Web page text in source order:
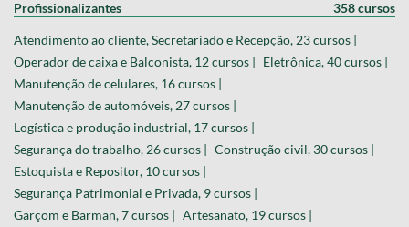
Profissionalizantes 358 cursos
Atendimento ao cliente, Secretariado e Recepção, 23 cursos |
Operador de caixa e Balconista, 12 cursos | Eletrônica, 40 cursos |
Manutenção de celulares, 16 cursos |
Manutenção de automóveis, 27 cursos |
Logística e produção industrial, 17 cursos |
Segurança do trabalho, 26 cursos | Construção civil, 30 cursos |
Estoquista e Repositor, 10 cursos |
Segurança Patrimonial e Privada, 9 cursos |
Garçom e Barman, 7 cursos | Artesanato, 19 cursos |